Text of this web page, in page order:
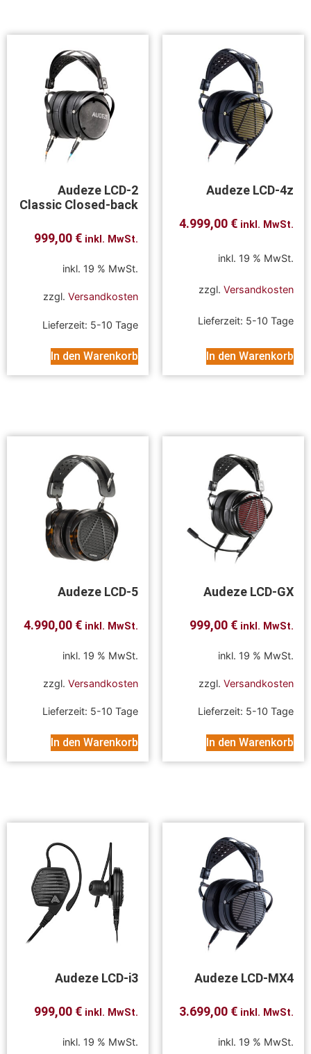
Audeze LCD-2
Classic Closed-back
999,00 € inkl. MwSt.
inkl. 19 % MwSt.
zzgl. Versandkosten
Lieferzeit: 5-10 Tage
In den Warenkorb
Audeze LCD-4z
4.999,00 € inkl. MwSt.
inkl. 19 % MwSt.
zzgl. Versandkosten
Lieferzeit: 5-10 Tage
In den Warenkorb
Audeze LCD-5
4.990,00 € inkl. MwSt.
inkl. 19 % MwSt.
zzgl. Versandkosten
Lieferzeit: 5-10 Tage
In den Warenkorb
Audeze LCD-GX
999,00 € inkl. MwSt.
inkl. 19 % MwSt.
zzgl. Versandkosten
Lieferzeit: 5-10 Tage
In den Warenkorb
Audeze LCD-i3
999,00 € inkl. MwSt.
inkl. 19 % MwSt.
Audeze LCD-MX4
3.699,00 € inkl. MwSt.
inkl. 19 % MwSt.